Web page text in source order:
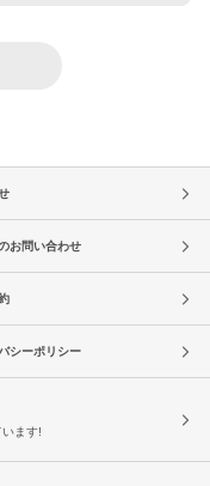
お問い合わせ
シーポリシー
ます!